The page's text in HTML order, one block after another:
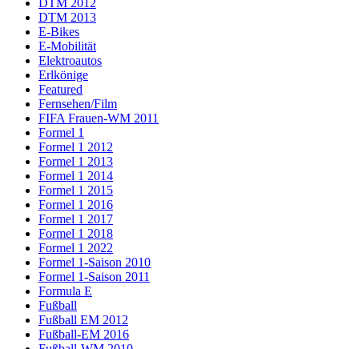
DTM 2012
DTM 2013
E-Bikes
E-Mobilität
Elektroautos
Erlkönige
Featured
Fernsehen/Film
FIFA Frauen-WM 2011
Formel 1
Formel 1 2012
Formel 1 2013
Formel 1 2014
Formel 1 2015
Formel 1 2016
Formel 1 2017
Formel 1 2018
Formel 1 2022
Formel 1-Saison 2010
Formel 1-Saison 2011
Formula E
Fußball
Fußball EM 2012
Fußball-EM 2016